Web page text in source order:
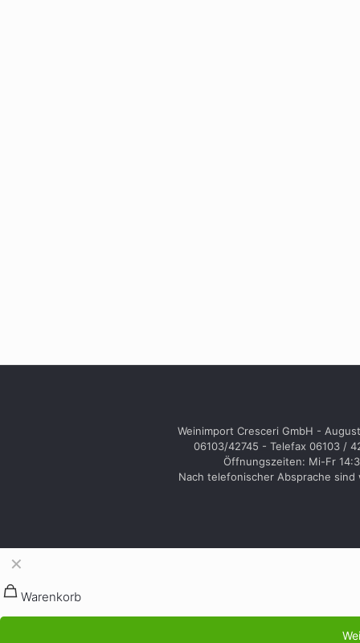
Weinimport Cresceri GmbH -
06103/42745 - Telefax 06103 /
Öffnungszeiten: Mi-Fr
Nach telefonischer Absprache
✕
Warenkorb